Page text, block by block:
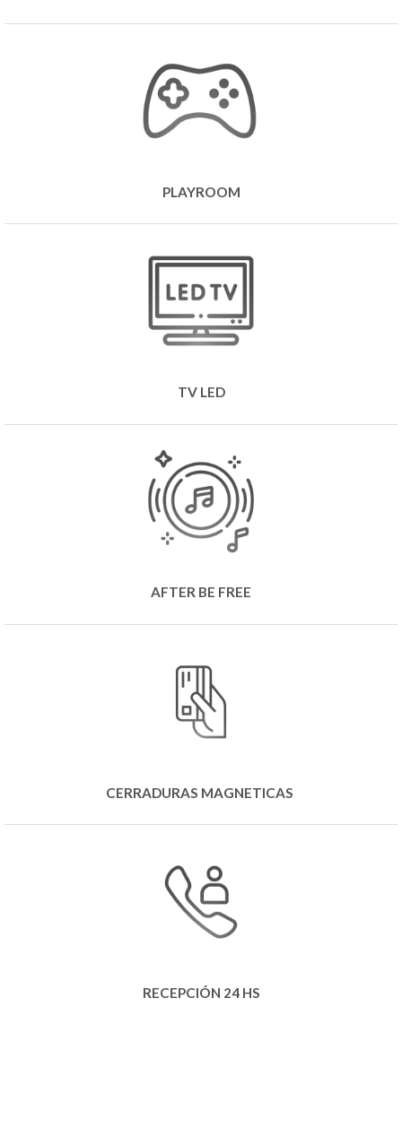
PLAYROOM
TV LED
AFTER BE FREE
CERRADURAS MAGNETICAS
RECEPCIÓN 24 HS